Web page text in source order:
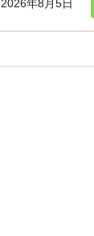
2026年8月5日